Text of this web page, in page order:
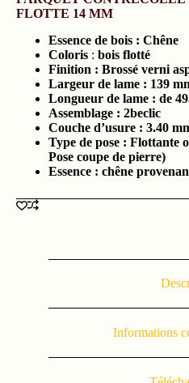
FLOTTE 14 MM
Essence de bois : Chêne
Coloris : bois flotté
Finition : Brossé verni
Largeur de lame : 139
Longueur de lame : de
Assemblage : 2beclic
Couche d’usure : 3.40
Type de pose : Flottante
Pose coupe de pierre)
Essence : chêne
Informations